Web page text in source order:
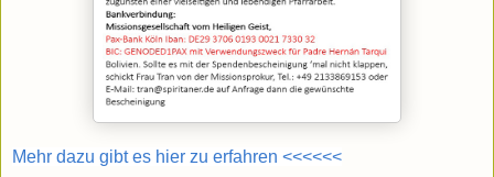
Mehr dazu gibt es hier zu erfahren <<<<<<